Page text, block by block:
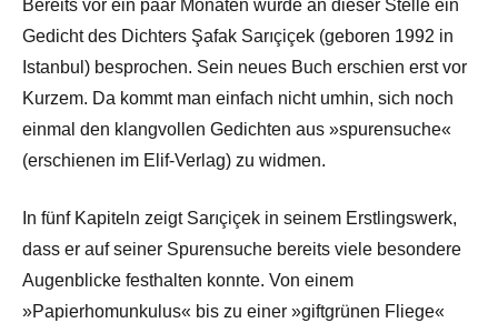
Bereits vor ein paar Monaten wurde an dieser Stelle ein
Gedicht des Dichters Şafak Sarıçiçek (geboren 1992 in
Istanbul) besprochen. Sein neues Buch erschien erst vor
Kurzem. Da kommt man einfach nicht umhin, sich noch
einmal den klangvollen Gedichten aus »spurensuche«
(erschienen im Elif-Verlag) zu widmen.
In fünf Kapiteln zeigt Sarıçiçek in seinem Erstlingswerk,
dass er auf seiner Spurensuche bereits viele besondere
Augenblicke festhalten konnte. Von einem
»Papierhomunkulus« bis zu einer »giftgrünen Fliege«